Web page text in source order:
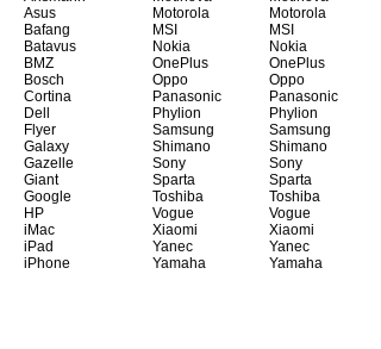
Asus
Bafang
Batavus
BMZ
Bosch
Cortina
Dell
Flyer
Galaxy
Gazelle
Giant
Google
HP
iMac
iPad
iPhone
Motorola
MSI
Nokia
OnePlus
Oppo
Panasonic
Phylion
Samsung
Shimano
Sony
Sparta
Toshiba
Vogue
Xiaomi
Yanec
Yamaha
Motorola
MSI
Nokia
OnePlus
Oppo
Panasonic
Phylion
Samsung
Shimano
Sony
Sparta
Toshiba
Vogue
Xiaomi
Yanec
Yamaha